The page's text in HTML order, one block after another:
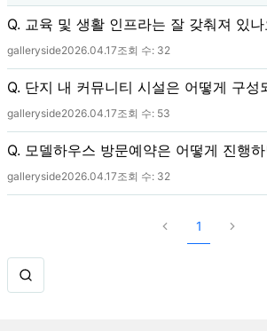
Q. 교육 및 생활 인프라는 잘 갖춰져 있나
galleryside2026.04.17조회 수: 32
Q. 단지 내 커뮤니티 시설은 어떻게 구성
galleryside2026.04.17조회 수: 53
Q. 모델하우스 방문예약은 어떻게 진행
galleryside2026.04.17조회 수: 32
1